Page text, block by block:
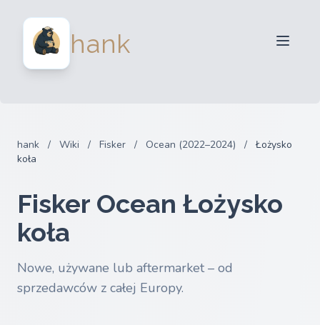
hankDla kupujących
Zaloguj sie
hank / Wiki / Fisker / Ocean (2022–2024) /
Łożysko
koła
Fisker Ocean Łożysko
koła
Nowe, używane lub aftermarket – od
sprzedawców z całej Europy.